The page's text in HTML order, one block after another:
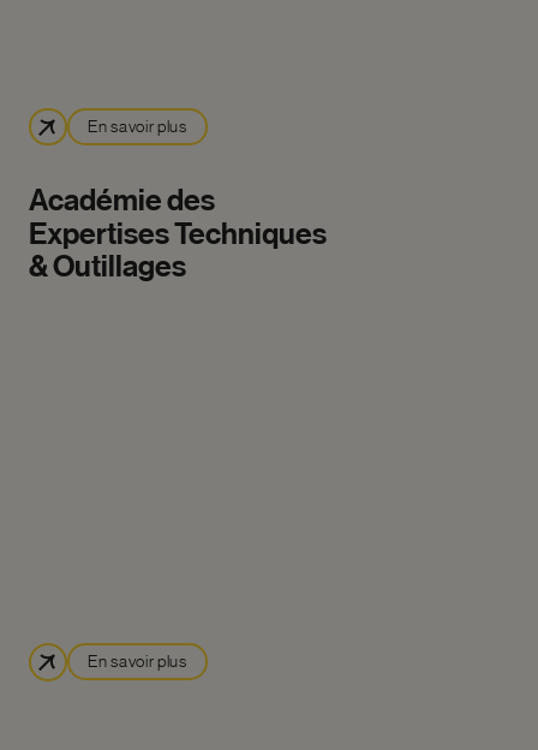
En savoir plus
Académiedes
ExpertisesTechniques
&Outillages
En savoir plus